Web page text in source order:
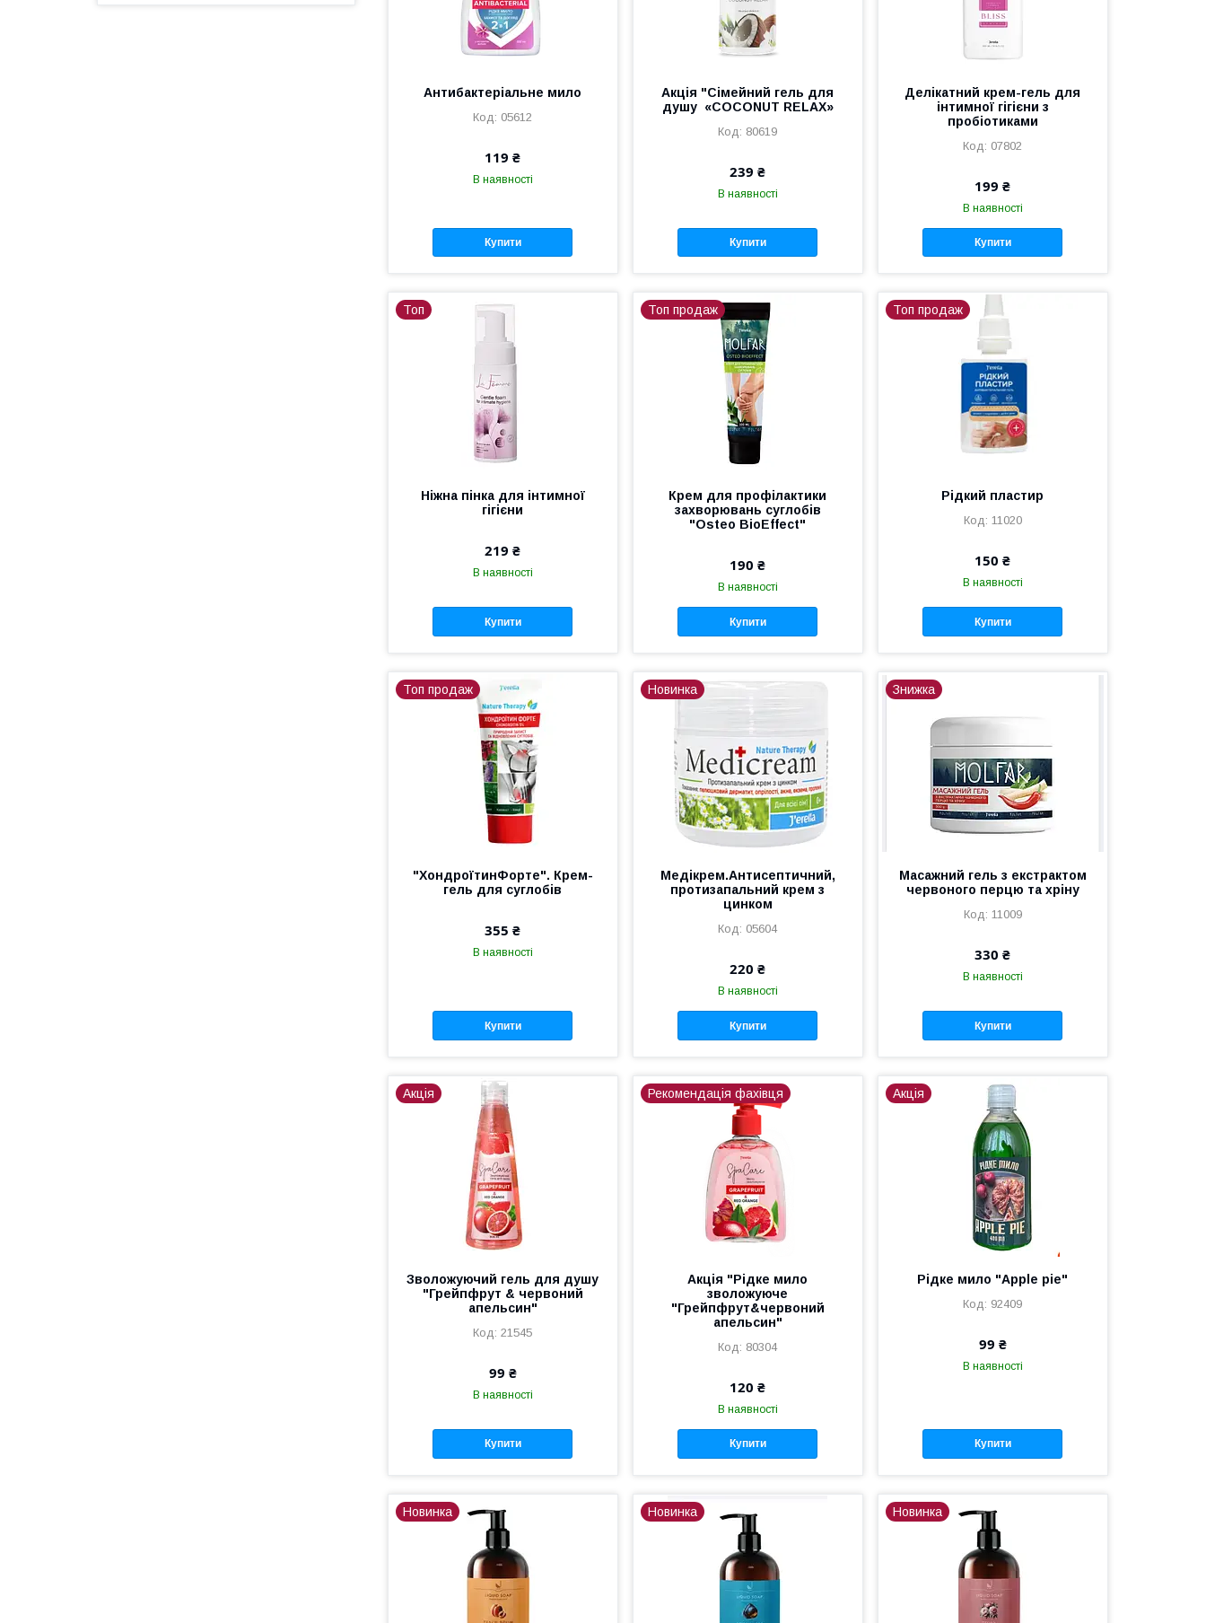
Антибактеріальне мило
05612
119 ₴
В наявності
Купити
Акція "Сімейний гель для
душу «COCONUT RELAX»
80619
239 ₴
В наявності
Купити
Делікатний крем-гель для
інтимної гігієни з
пробіотиками
07802
199 ₴
В наявності
Купити
Топ
Ніжна пінка для інтимної
гігієни
219 ₴
В наявності
Купити
Топ продаж
Крем для профілактики
захворювань суглобів
"Osteo BioEffect"
190 ₴
В наявності
Купити
Топ продаж
Рідкий пластир
11020
150 ₴
В наявності
Купити
Топ продаж
"ХондроїтинФорте". Крем-
гель для суглобів
355 ₴
В наявності
Купити
Новинка
Медікрем.Антисептичний,
протизапальний крем з
цинком
05604
220 ₴
В наявності
Купити
Знижка
Масажний гель з екстрактом
червоного перцю та хріну
11009
330 ₴
В наявності
Купити
Акція
Зволожуючий гель для душу
"Грейпфрут & червоний
апельсин"
21545
99 ₴
В наявності
Купити
Рекомендація фахівця
Акція "Рідке мило
зволожуюче
"Грейпфрут&червоний
апельсин"
80304
120 ₴
В наявності
Купити
Акція
Рідке мило "Apple pie"
92409
99 ₴
В наявності
Купити
Новинка Новинка Новинка